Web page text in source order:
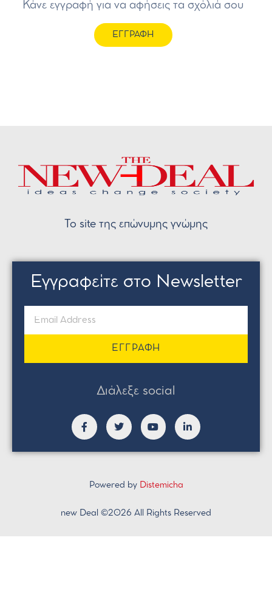
Κάνε εγγραφή για να αφήσεις τα σχόλιά σου
ΕΓΓΡΑΦΗ
Το site της επώνυμης γνώμης
Εγγραφείτε στο Newsletter
ΕΓΓΡΑΦΗ
Διάλεξε social
Powered by Distemicha
new Deal ©2026 All Rights Reserved